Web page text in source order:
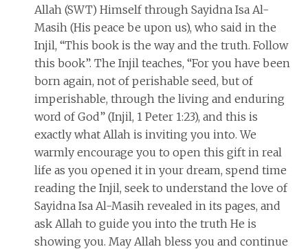
Allah (SWT) Himself through Sayidna Isa Al-
Masih (His peace be upon us), who said in the
Injil, “This book is the way and the truth. Follow
this book”. The Injil teaches, “For you have been
born again, not of perishable seed, but of
imperishable, through the living and enduring
word of God” (Injil, 1 Peter 1:23), and this is
exactly what Allah is inviting you into. We
warmly encourage you to open this gift in real
life as you opened it in your dream, spend time
reading the Injil, seek to understand the love of
Sayidna Isa Al-Masih revealed in its pages, and
ask Allah to guide you into the truth He is
showing you. May Allah bless you and continue